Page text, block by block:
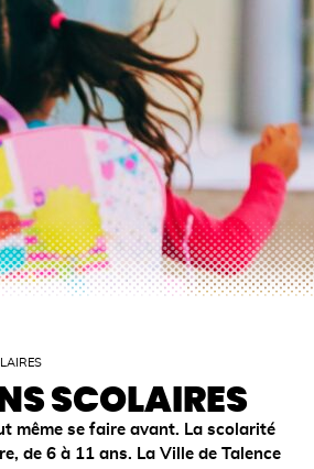
SCOLAIRES
même se faire avant. La scolarité
de 6 à 11 ans. La Ville de Talence